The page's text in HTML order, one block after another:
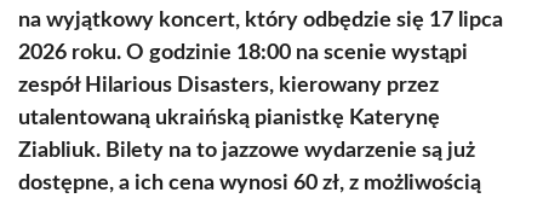
na wyjątkowy koncert, który odbędzie się 17 lipca
2026 roku. O godzinie 18:00 na scenie wystąpi
zespół Hilarious Disasters, kierowany przez
utalentowaną ukraińską pianistkę Katerynę
Ziabliuk. Bilety na to jazzowe wydarzenie są już
dostępne, a ich cena wynosi 60 zł, z możliwością